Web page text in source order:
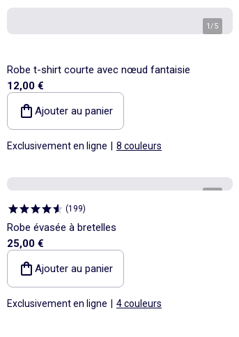
1/5
Robe t-shirt courte avec nœud fantaisie
12,00 €
Ajouter au panier
Exclusivement en ligne 8 couleurs
(199)
Robe évasée à bretelles
25,00 €
Ajouter au panier
Exclusivement en ligne 4 couleurs